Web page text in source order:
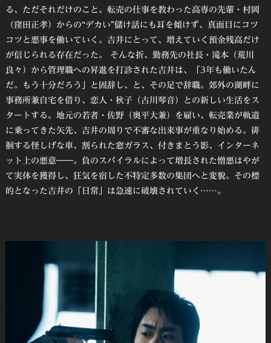
る、ただそれだけのこと。転売の仕事を教わった高専の先輩・村岡
（窪田正孝）からの“デカい”儲け話にも耳を傾けず、真面目にコツ
コツと悪事を働いていく。吉井にとって、増えていく預金残高だけ
が信じられる存在だった。 そんな折、勤務先の社長・滝本（荒川
良々）から管理職への昇進を打診された吉井は、「3年も働いたん
だ。もう十分だろう」と固辞し、と、その足で辞職。郊外の湖畔に
事務所兼自宅を借り、恋人・秋子（古川琴音）との新しい生活をス
タートする。地元の若者・佐野（奥平大兼）を雇い、転売業が軌道
に乗ってきた矢先、吉井の周りで不審な出来事が重なり始める。徘
徊する怪しげな車、割られた窓ガラス、付きまとう影、インターネ
ット上の悪意――。負のスパイラルによって増長された憎悪はやが
て実体を獲得し、狂気を宿した不特定多数の集団へと変貌。その標
的となった吉井の「日常」は急速に破壊されていく……。